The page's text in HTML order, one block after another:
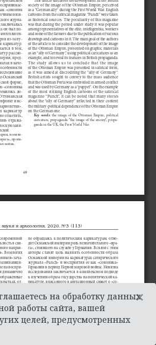
на обработку данных
работы сайта, вашей
целей, предусмотренных
×